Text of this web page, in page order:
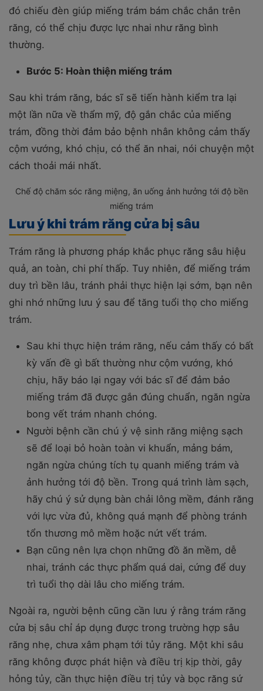
đó chiếu đèn giúp miếng trám bám chắc chắn trên
răng, có thể chịu được lực nhai như răng bình
thường.
Bước 5: Hoàn thiện miếng trám
Sau khi trám răng, bác sĩ sẽ tiến hành kiểm tra lại
một lần nữa về thẩm mỹ, độ gắn chắc của miếng
trám, đồng thời đảm bảo bệnh nhân không cảm thấy
cộm vướng, khó chịu, có thể ăn nhai, nói chuyện một
cách thoải mái nhất.
Chế độ chăm sóc răng miệng, ăn uống ảnh hưởng tới độ bền
miếng trám
Lưu ý khi trám răng cửa bị sâu
Trám răng là phương pháp khắc phục răng sâu hiệu
quả, an toàn, chi phí thấp. Tuy nhiên, để miếng trám
duy trì bền lâu, tránh phải thực hiện lại sớm, bạn nên
ghi nhớ những lưu ý sau để tăng tuổi thọ cho miếng
trám.
Sau khi thực hiện trám răng, nếu cảm thấy có bất
kỳ vấn đề gì bất thường như cộm vướng, khó
chịu, hãy báo lại ngay với bác sĩ để đảm bảo
miếng trám đã được gắn đúng chuẩn, ngăn ngừa
bong vết trám nhanh chóng.
Người bệnh cần chú ý vệ sinh răng miệng sạch
sẽ để loại bỏ hoàn toàn vi khuẩn, mảng bám,
ngăn ngừa chúng tích tụ quanh miếng trám và
ảnh hưởng tới độ bền. Trong quá trình làm sạch,
hãy chú ý sử dụng bàn chải lông mềm, đánh răng
với lực vừa đủ, không quá mạnh để phòng tránh
tổn thương mô mềm hoặc nứt vết trám.
Bạn cũng nên lựa chọn những đồ ăn mềm, dễ
nhai, tránh các thực phẩm quá dai, cứng để duy
trì tuổi thọ dài lâu cho miếng trám.
Ngoài ra, người bệnh cũng cần lưu ý rằng trám răng
cửa bị sâu chỉ áp dụng được trong trường hợp sâu
răng nhẹ, chưa xâm phạm tới tủy răng. Một khi sâu
răng không được phát hiện và điều trị kịp thời, gây
hỏng tủy, cần thực hiện điều trị tủy và bọc răng sứ